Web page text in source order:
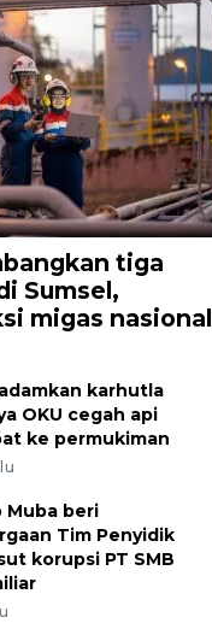
tiga
Sumsel,
migas nasional
karhutla
OKU cegah api
ke permukiman
Muba beri
Tim Penyidik
korupsi PT SMB